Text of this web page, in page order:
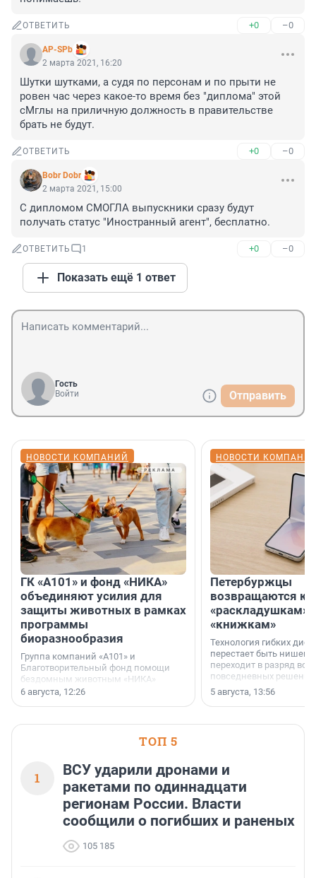
ОТВЕТИТЬ +0 –0
AP-SPb
2 марта 2021, 16:20
Шутки шутками, а судя по персонам и по прыти не
ровен час через какое-то время без "диплома" этой
сМглы на приличную должность в правительстве
брать не будут.
ОТВЕТИТЬ +0 –0
Bobr Dobr
2 марта 2021, 15:00
С дипломом СМОГЛА выпускники сразу будут
получать статус "Иностранный агент", бесплатно.
ОТВЕТИТЬ 1 +0 –0
Показать ещё 1 ответ
Гость
Войти
Отправить
НОВОСТИ КОМПАНИЙ
ГК «А101» и фонд «НИКА»
объединяют усилия для
защиты животных в рамках
программы
биоразнообразия
Группа компаний «А101» и
Благотворительный фонд помощи
бездомным животным «НИКА»
заключили соглашение о
6 августа, 12:26
НОВОСТИ
Петербуржцы
возвращаются к
«раскладушкам»
«книжкам»
Технология гибких
перестает быть
переходит в разряд
повседневных
5 августа, 13:56
ТОП 5
1
ВСУ ударили дронами и
ракетами по одиннадцати
регионам России. Власти
сообщили о погибших и раненых
105 185